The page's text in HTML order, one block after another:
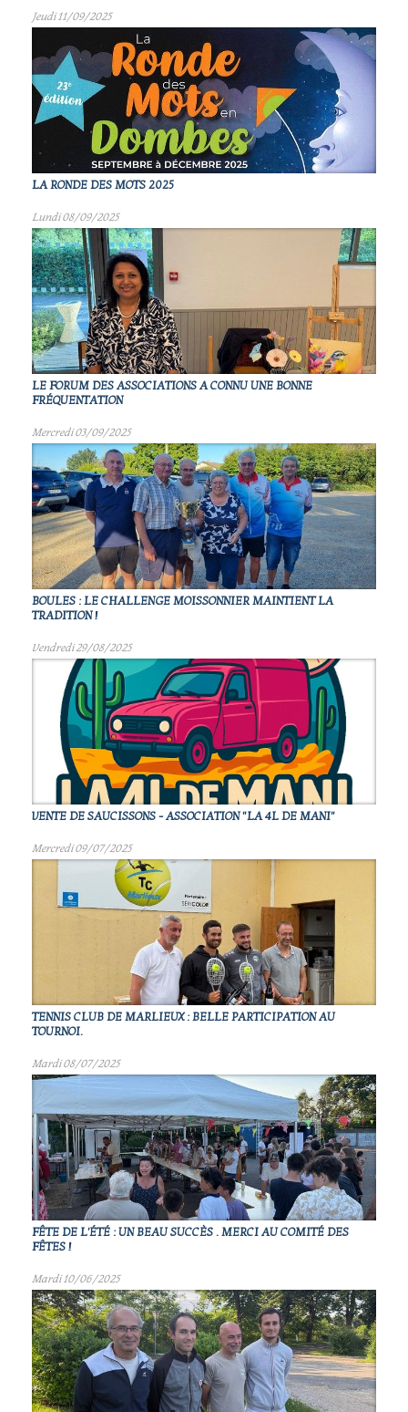
Jeudi 11/09/2025
LA RONDE DES MOTS 2025
Lundi 08/09/2025
LE FORUM DES ASSOCIATIONS A CONNU UNE BONNE
FRÉQUENTATION
Mercredi 03/09/2025
BOULES : LE CHALLENGE MOISSONNIER MAINTIENT LA
TRADITION !
Vendredi 29/08/2025
VENTE DE SAUCISSONS - ASSOCIATION "LA 4L DE MANI"
Mercredi 09/07/2025
TENNIS CLUB DE MARLIEUX : BELLE PARTICIPATION AU
TOURNOI.
Mardi 08/07/2025
FÊTE DE L'ÉTÉ : UN BEAU SUCCÈS . MERCI AU COMITÉ DES
FÊTES !
Mardi 10/06/2025